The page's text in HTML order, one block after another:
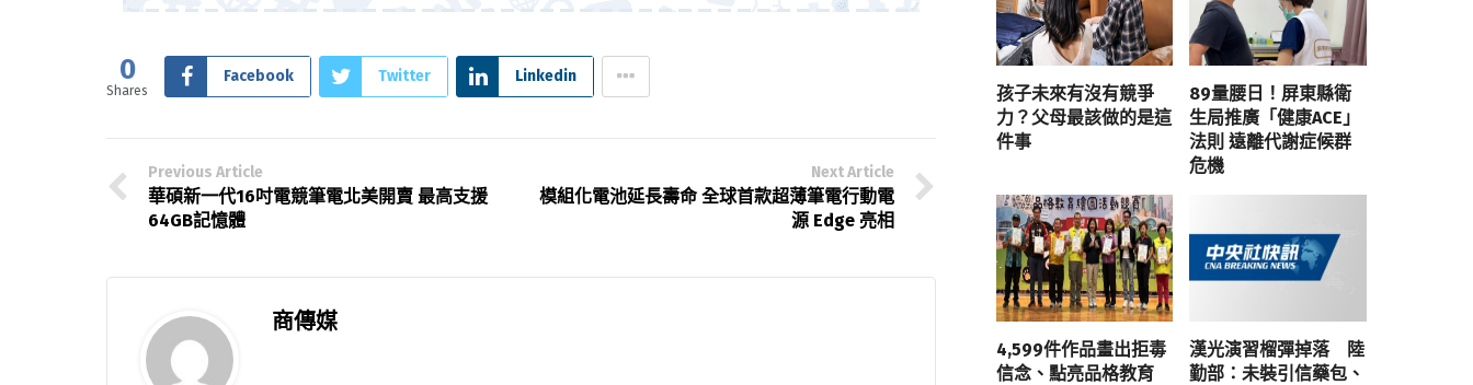
0
Shares
Facebook Twitter Linkedin
Previous Article
華碩新一代16吋電競筆電北美開賣 最高支援
64GB記憶體
Next Article
模組化電池延長壽命 全球首款超薄筆電行動電
源 Edge 亮相
商傳媒
孩子未來有沒有競爭
力？父母最該做的是這
件事
89量腰日！屏東縣衛
生局推廣「健康ACE」
法則 遠離代謝症候群
危機
4,599件作品畫出拒毒
信念、點亮品格教育
漢光演習榴彈掉落 陸
勤部：未裝引信藥包、